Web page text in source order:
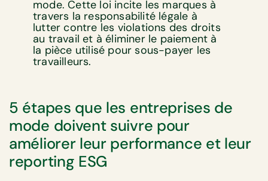
mode. Cette loi incite les marques à
travers la responsabilité légale à
lutter contre les violations des droits
au travail et à éliminer le paiement à
la pièce utilisé pour sous-payer les
travailleurs.
5 étapes que les entreprises de
mode doivent suivre pour
améliorer leur performance et leur
reporting ESG